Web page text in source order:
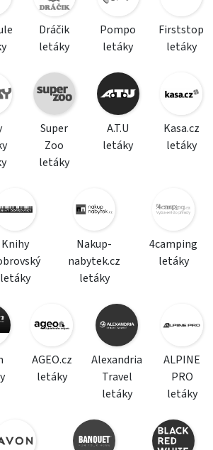
Dráčik
letáky
Pompo
letáky
Firststop
letáky
Super
Zoo
letáky
A.T.U
letáky
Kasa.cz
letáky
Knihy
letáky
Nakup-
nabytek.cz
letáky
4camping
letáky
AGEO.cz
letáky
Alexandria
Travel
letáky
ALPINE
PRO
letáky